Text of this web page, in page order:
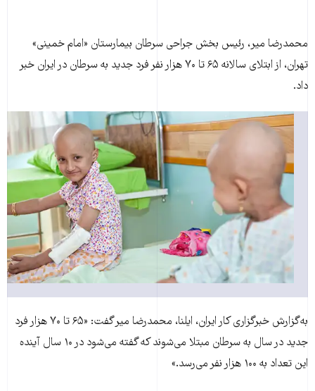
محمدرضا مير، رئيس بخش جراحی سرطان بيمارستان «امام خمينی»
تهران، از ابتلای سالانه ۶۵ تا ۷۰ هزار نفر فرد جديد به سرطان در ایران خبر
داد.
به‌گزارش خبرگزاری کار ایران، ایلنا، محمدرضا مير گفت: «۶۵ تا ۷۰ هزار فرد
جديد در سال به سرطان مبتلا می‌شوند که گفته می‌شود در ۱۰ سال آينده
اين تعداد به ۱۰۰ هزار نفر می‌رسد.»